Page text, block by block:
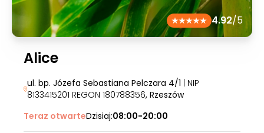
4.92/5
Alice
ul. bp. Józefa Sebastiana Pelczara 4/1 | NIP
8133415201 REGON 180788356, Rzeszów
Teraz otwarteDzisiaj:08:00-20:00